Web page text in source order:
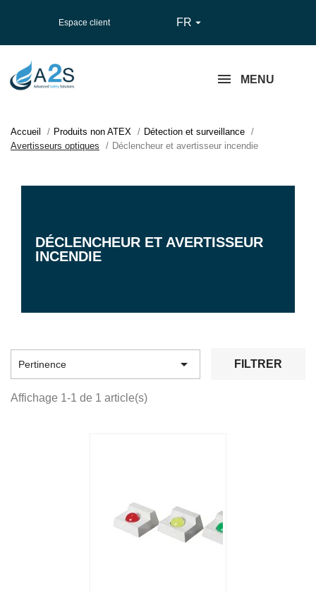
Espace client FR 
MENU
Accueil Produits non ATEX
Détection et surveillance
Avertisseurs optiques
Déclencheur et avertisseur incendie
DÉCLENCHEUR ET AVERTISSEUR
INCENDIE
Pertinence  FILTRER
Affichage 1-1 de 1 article(s)